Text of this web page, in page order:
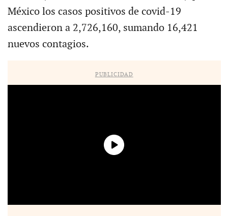
México los casos positivos de covid-19
ascendieron a 2,726,160, sumando 16,421
nuevos contagios.
PUBLICIDAD